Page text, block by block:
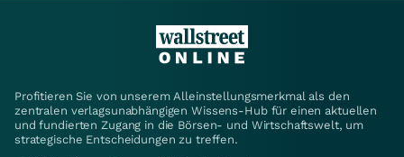
Profitieren Sie von unserem Alleinstellungsmerkmal als den
zentralen verlagsunabhängigen Wissens-Hub für einen aktuellen
und fundierten Zugang in die Börsen- und Wirtschaftswelt, um
strategische Entscheidungen zu treffen.